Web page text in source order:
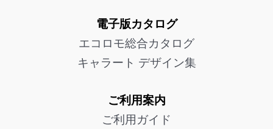
電子版カタログ
エコロモ総合カタログ
キャラート デザイン集
ご利用案内
ご利用ガイド